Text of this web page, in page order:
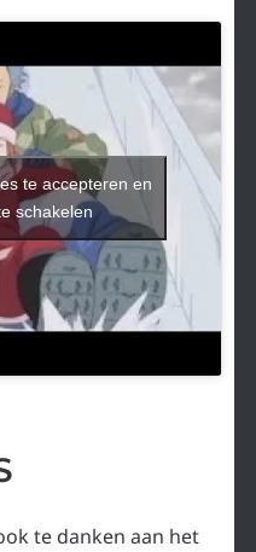
te accepteren en
schakelen
te danken aan het